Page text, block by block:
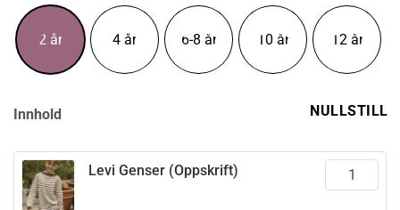
kr 290,00
2 år 4 år 6-8 år 10 år 12 år
Innhold NULLSTILL
Levi Genser (Oppskrift)